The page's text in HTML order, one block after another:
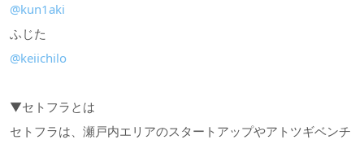
@kun1aki
ふじた
@keiichilo
▼セトフラとは
セトフラは、瀬戸内エリアのスタートアップやアトツギベンチ